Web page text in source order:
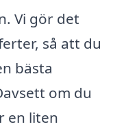
Vi gör det
så att du
bästa
om du
en liten